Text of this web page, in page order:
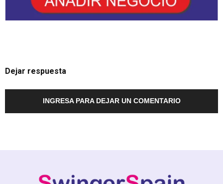
Dejar respuesta
INGRESA PARA DEJAR UN COMENTARIO